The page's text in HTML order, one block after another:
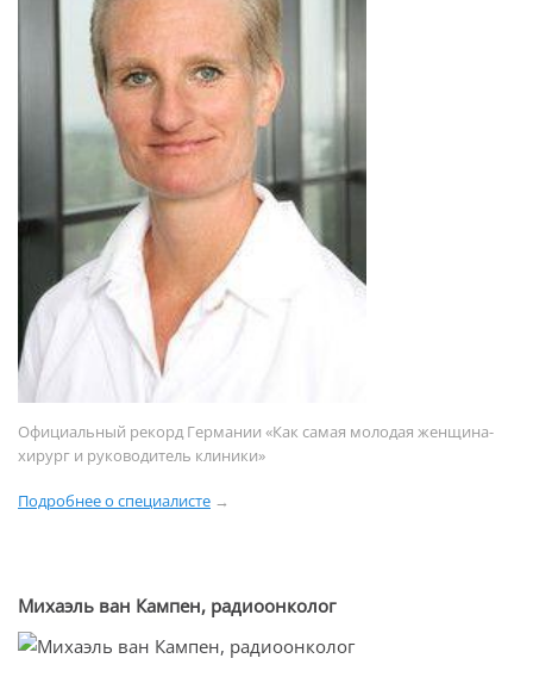
Официальный рекорд Германии «Как самая молодая женщина-
хирург и руководитель клиники»
Подробнее о специалисте →
Михаэль ван Кампен, радиоонколог